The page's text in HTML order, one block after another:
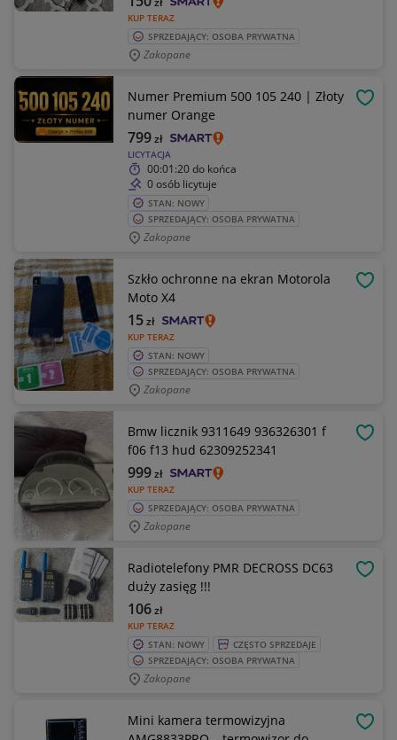
KUP TERAZ
SPRZEDAJĄCY: OSOBA PRYWATNA
Zakopane
Numer Premium 500 105 240 | Złoty
numer Orange
LICYTACJA
799zł
00:01:20do końca
0 osób licytuje
STAN: NOWY
SPRZEDAJĄCY: OSOBA PRYWATNA
Zakopane
Szkło ochronne na ekran Motorola
Moto X4
KUP TERAZ
15zł
STAN: NOWY
SPRZEDAJĄCY: OSOBA PRYWATNA
Zakopane
Bmw licznik 9311649 936326301 f
f06 f13 hud 62309252341
KUP TERAZ
999zł
SPRZEDAJĄCY: OSOBA PRYWATNA
Zakopane
Radiotelefony PMR DECROSS DC63
duży zasięg !!!
KUP TERAZ
106zł
STAN: NOWY
CZĘSTO SPRZEDAJE
SPRZEDAJĄCY: OSOBA PRYWATNA
Zakopane
Mini kamera termowizyjna